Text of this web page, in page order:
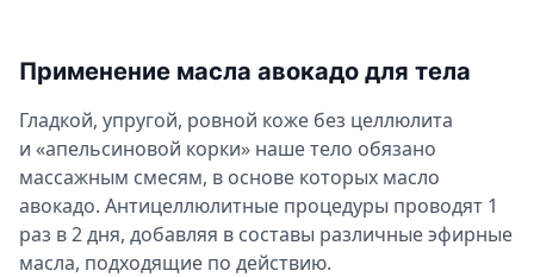
Применение масла авокадо для тела
Гладкой, упругой, ровной коже без целлюлита
и «апельсиновой корки» наше тело обязано
массажным смесям, в основе которых масло
авокадо. Антицеллюлитные процедуры проводят 1
раз в 2 дня, добавляя в составы различные эфирные
масла, подходящие по действию.